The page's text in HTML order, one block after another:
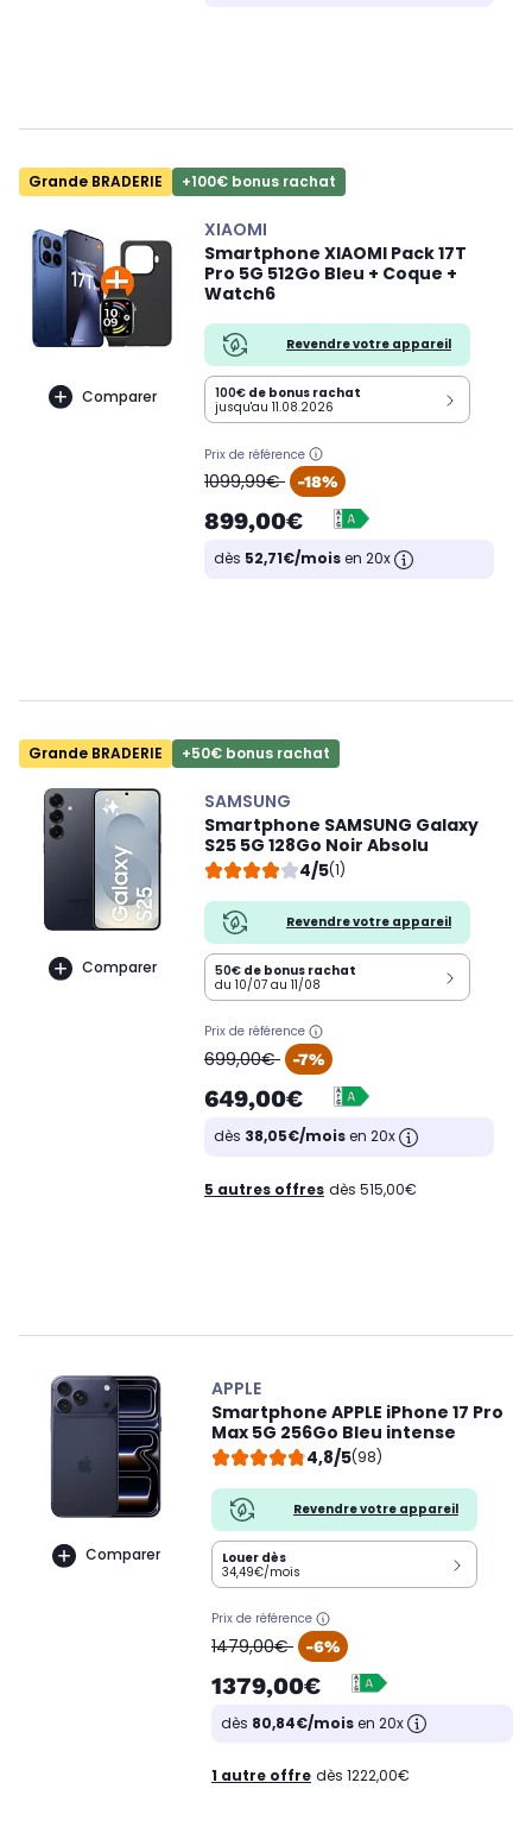
Grande BRADERIE +100€ bonus rachat
Comparer
XIAOMI
Smartphone XIAOMI Pack 17T
Pro 5G 512Go Bleu + Coque +
Watch6
Revendre votre appareil
100€ de bonus rachat
jusqu'au 11.08.2026
Prix de référence
oldPrice
1099,99€ -18%
899,00€
dès 52,71€/moisen 20x
Grande BRADERIE +50€ bonus rachat
Comparer
SAMSUNG
Smartphone SAMSUNG Galaxy
S25 5G 128Go Noir Absolu
4/5(1)
Revendre votre appareil
50€ de bonus rachat
du 10/07 au 11/08
Prix de référence
oldPrice
699,00€ -7%
649,00€
dès 38,05€/moisen 20x
5 autres offres dès 515,00€
Comparer
APPLE
Smartphone APPLE iPhone 17 Pro
Max 5G 256Go Bleu intense
4,8/5(98)
Revendre votre appareil
Louer dès
34,49€/mois
Prix de référence
oldPrice
1479,00€ -6%
1379,00€
dès 80,84€/moisen 20x
1 autre offre dès 1222,00€